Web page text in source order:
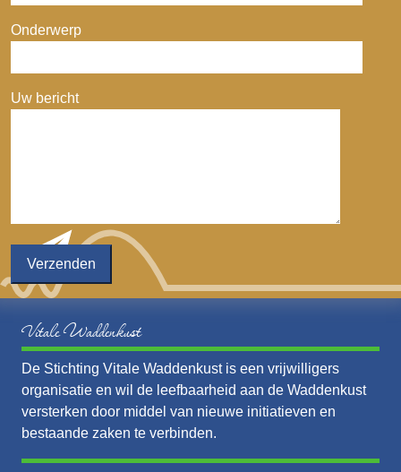
Onderwerp
Uw bericht
Vitale Waddenkust
De Stichting Vitale Waddenkust is een vrijwilligers
organisatie en wil de leefbaarheid aan de Waddenkust
versterken door middel van nieuwe initiatieven en
bestaande zaken te verbinden.